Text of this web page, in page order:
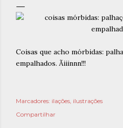
Coisas que acho mórbidas:
empalhados. Ãiiinnn!!!
Marcadores: ilações ilustrações
Compartilhar